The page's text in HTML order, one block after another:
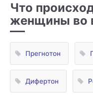
ГДЕ
Что
женщины во
Прегнотон
Дифертон